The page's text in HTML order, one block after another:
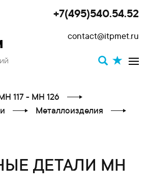
+7(495)540.54.52
contact@itpmet.ru
117 - МН 126
Металлоизделия
ДЕТАЛИ МН